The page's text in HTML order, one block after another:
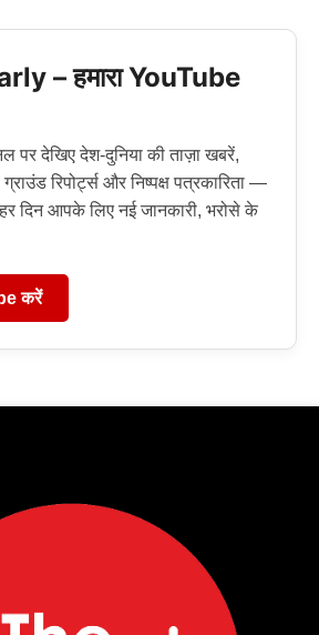
– हमारा YouTube
पर देखिए देश-दुनिया की ताज़ा खबरें,
रिपोर्ट्स और निष्पक्ष पत्रकारिता —
दिन आपके लिए नई जानकारी, भरोसे के
करें